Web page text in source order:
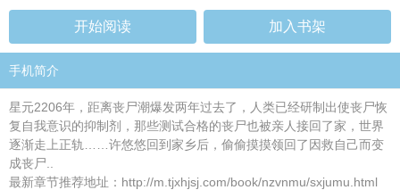
开始阅读 加入书架
手机简介
星元2206年，距离丧尸潮爆发两年过去了，人类已经研制出使丧尸恢
复自我意识的抑制剂，那些测试合格的丧尸也被亲人接回了家，世界
逐渐走上正轨……许悠悠回到家乡后，偷偷摸摸领回了因救自己而变
成丧尸..
最新章节推荐地址：http://m.tjxhjsj.com/book/nzvnmu/sxjumu.html